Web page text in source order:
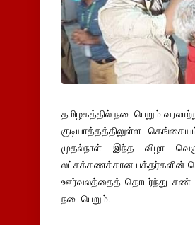
தமிழகத்தில் நடைபெறும்
குடியாத்தத்திலுள்ள
முதல்நாள் இந்த விழா
லட்சக்கணக்கான பக்தர்களின்
ஊர்வலத்தைத் தொடர்ந்து
நடைபெறும்.